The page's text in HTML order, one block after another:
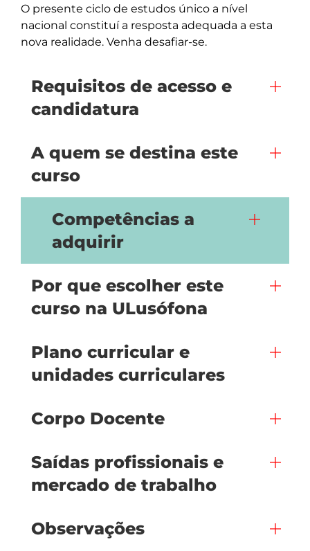
O presente ciclo de estudos único a nível
nacional constituí a resposta adequada a esta
nova realidade. Venha desafiar-se.
Requisitos de acesso e
candidatura
A quem se destina este
curso
Competências a
adquirir
Por que escolher este
curso na ULusófona
Plano curricular e
unidades curriculares
Corpo Docente
Saídas profissionais e
mercado de trabalho
Observações